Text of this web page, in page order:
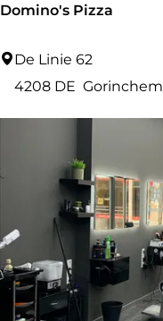
Domino's Pizza
D
s
P
De Linie 62
4208 DE Gorinchem